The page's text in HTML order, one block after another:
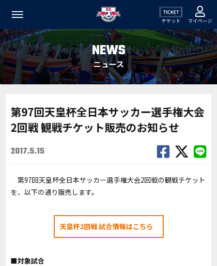
チケット マイページ
NEWS
ニュース
第97回天皇杯全日本サッカー選手権大会
2回戦 観戦チケット販売のお知らせ
2017.5.15
第97回天皇杯全日本サッカー選手権大会2回戦の観戦チケット
を、以下の通り販売します。
天皇杯2回戦 試合情報はこちら
■対象試合